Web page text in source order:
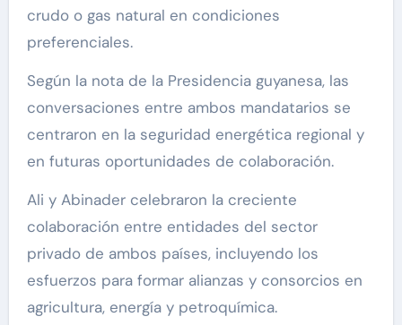
crudo o gas natural en condiciones
preferenciales.
Según la nota de la Presidencia guyanesa, las
conversaciones entre ambos mandatarios se
centraron en la seguridad energética regional y
en futuras oportunidades de colaboración.
Ali y Abinader celebraron la creciente
colaboración entre entidades del sector
privado de ambos países, incluyendo los
esfuerzos para formar alianzas y consorcios en
agricultura, energía y petroquímica.